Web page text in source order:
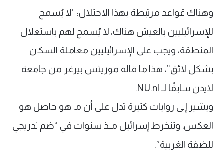
وهناك قواعد مرتبطة بهذا الاحتلال: “لا يُسمح
للإسرائيليين بالعيش هناك، لا يُسمح لهم باستغلال
المنطقة، ويجب على الإسرائيليين معاملة السكان
بشكل لائق”، هذا ما قاله موريتس بيرغر من جامعة
لايدن سابقًا لـ NU.nl.
ويشير إلى روايات كثيرة تدل على أن ما هو حاصل هو
العكس، وتنخرط إسرائيل منذ سنوات في “ضم تدريجي
للضفة الغربية”.